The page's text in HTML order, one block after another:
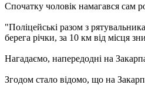
Спочатку чоловік намагався сам
"Поліцейські разом з
берега річки, за 10 км від місця
Нагадаємо, напередодні на
Згодом стало відомо, що на